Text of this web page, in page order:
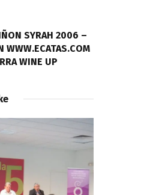
SYRAH 2006 –
WWW.ECATAS.COM
WINE UP